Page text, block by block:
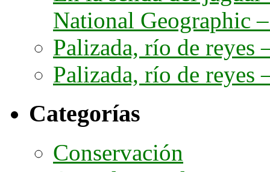
National Geographic
Palizada, río de reyes
Palizada, río de reyes
Categorías
Conservación